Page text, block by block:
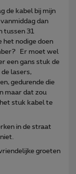
de kabel bij mijn
dan
tussen 31
het nodige doen
Er moet wel
een gans stuk de
lasers,
gedurende die
maar dat zou
stuk kabel te
in de straat
groeten